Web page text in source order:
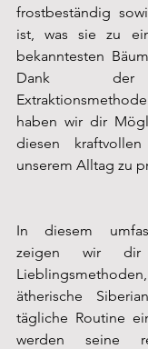
frostbeständig
ist, was sie zu
bekanntesten
Dank der
haben wir dir
diesen
unserem Alltag zu
In diesem
zeigen wir dir
ätherische
tägliche Routine
werden seine